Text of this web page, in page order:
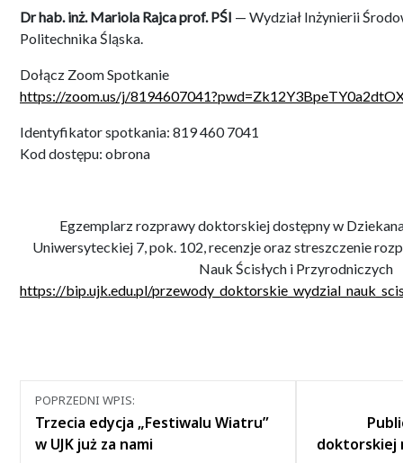
Dr hab. inż. Mariola Rajca prof. PŚI — Wydział Inżynierii
Politechnika Śląska.
Dołącz Zoom Spotkanie
https://zoom.us/j/
Identyfikator spotkania: 819 460 7041
Kod dostępu: obrona
Egzemplarz rozprawy doktorskiej dostępny w
Uniwersyteckiej 7, pok. 102, recenzje oraz streszczenie
Nauk Ścisłych i Przyrodniczych
https://bip.ujk.edu.pl/
Nawigacja
między
wpisami
POPRZEDNI WPIS:
Trzecia edycja „Festiwalu Wiatru”
w UJK już za nami
doktorskiej